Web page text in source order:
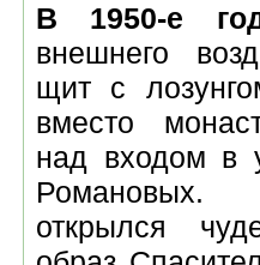
В 1950-е
внешнего
щит с
вместо
над входом в
открылся